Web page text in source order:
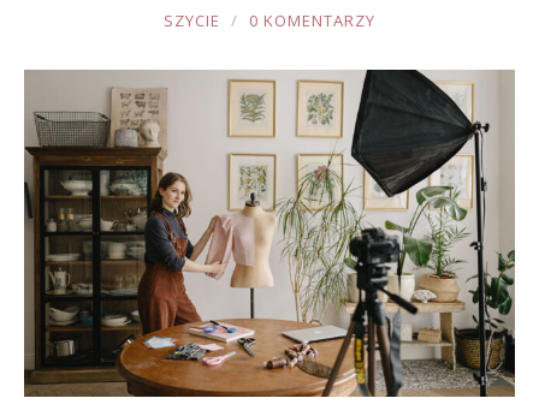
JOULE
SZYCIE 0 KOMENTARZY